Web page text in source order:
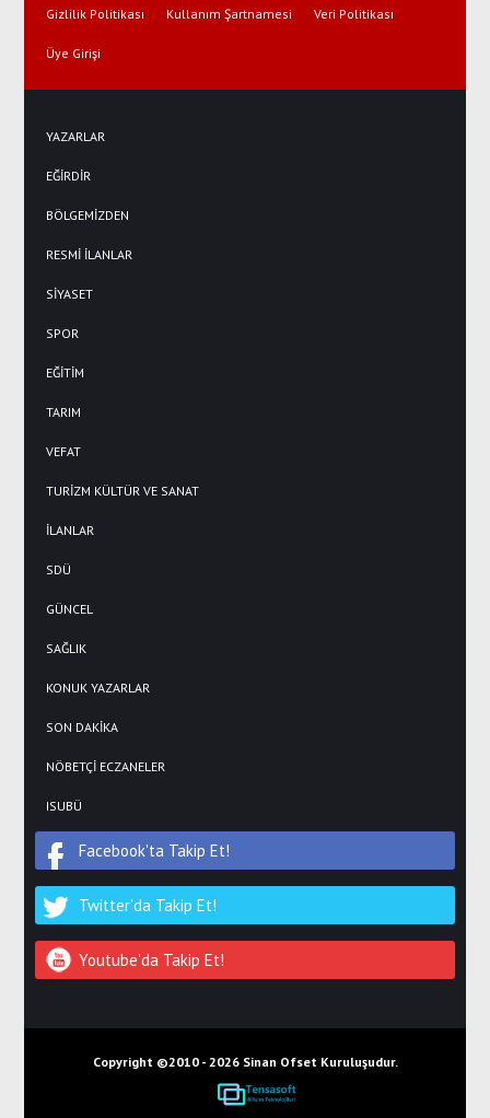
Gizlilik Politikası Kullanım Şartnamesi Veri Politikası
Üye Girişi
YAZARLAR
EĞİRDİR
BÖLGEMİZDEN
RESMİ İLANLAR
SİYASET
SPOR
EĞİTİM
TARIM
VEFAT
TURİZM KÜLTÜR VE SANAT
İLANLAR
SDÜ
GÜNCEL
SAĞLIK
KONUK YAZARLAR
SON DAKİKA
NÖBETÇİ ECZANELER
ISUBÜ
Facebook'ta Takip Et!
Twitter'da Takip Et!
Youtube'da Takip Et!
Copyright ©2010 - 2026 Sinan Ofset Kuruluşudur.